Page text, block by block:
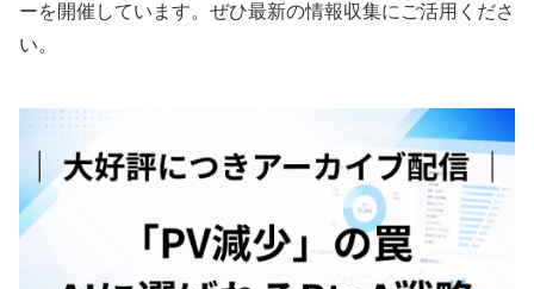
ーを開催しています。ぜひ最新の情報収集にご活用くださ
い。